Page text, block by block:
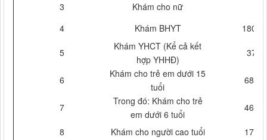
3
Khám cho nữ
4
Khám BHYT 18006
5
Khám YHCT (Kể cả kết
hợp YHHĐ)
378
6
Khám cho trẻ em dưới 15
tuổi
6857
7
Trong đó: Khám cho trẻ
em dưới 6 tuổi
4630
8 Khám cho người cao tuổi 1774